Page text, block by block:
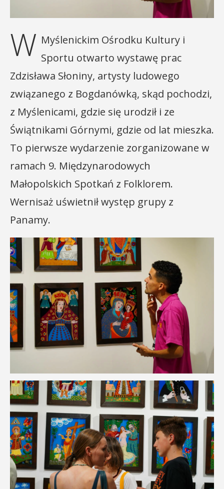
W Myślenickim Ośrodku Kultury i
Sportu otwarto wystawę prac
Zdzisława Słoniny, artysty ludowego
związanego z Bogdanówką, skąd pochodzi,
z Myślenicami, gdzie się urodził i ze
Świątnikami Górnymi, gdzie od lat mieszka.
To pierwsze wydarzenie zorganizowane w
ramach 9. Międzynarodowych
Małopolskich Spotkań z Folklorem.
Wernisaż uświetnił występ grupy z
Panamy.